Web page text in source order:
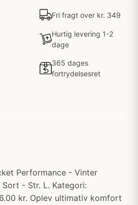
Fri fragt over kr. 349
Hurtig levering 1-2
dage
365 dages
fortrydelsesret
Performance - Vinter
- Str. L. Kategori:
kr. Oplev ultimativ komfort